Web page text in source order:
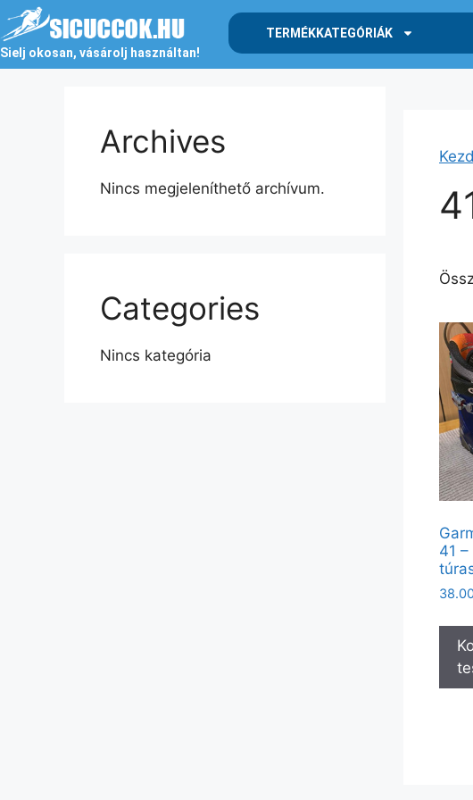
Sielj okosan, vásárolj használtan!
TERMÉKKATEGÓRIÁK
41
Archives
Nincs megjeleníthető archívum.
Categories
Nincs kategória